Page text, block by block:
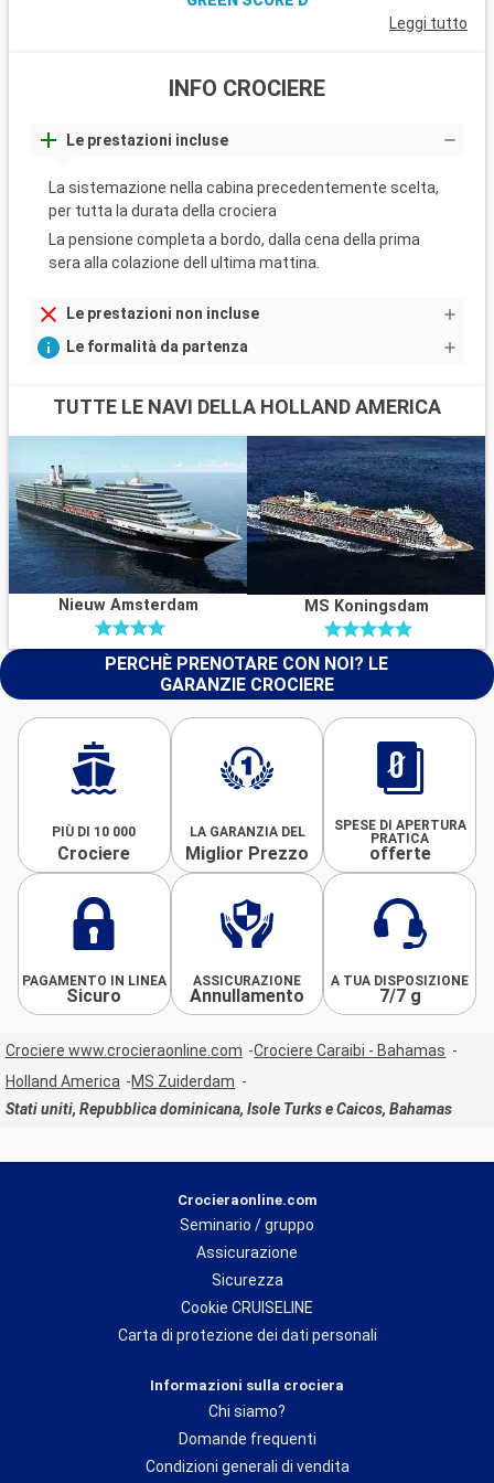
Leggi tutto
INFO CROCIERE
Le prestazioni incluse
La sistemazione nella cabina precedentemente scelta,
per tutta la durata della crociera
La pensione completa a bordo, dalla cena della prima
sera alla colazione dell ultima mattina.
Le prestazioni non incluse
Le formalità da partenza
TUTTE LE NAVI DELLA HOLLAND AMERICA
Nieuw Amsterdam MS Koningsdam
PERCHÈ PRENOTARE CON NOI? LE
GARANZIE CROCIERE
PIÙ DI 10 000
Crociere
LA GARANZIA DEL
Miglior Prezzo
SPESE DI APERTURA
PRATICA
offerte
PAGAMENTO IN LINEA
Sicuro
ASSICURAZIONE
Annullamento
A TUA DISPOSIZIONE
7/7 g
Crociere www.crocieraonline.com
Crociere Caraibi - Bahamas
Holland America
MS Zuiderdam
Stati uniti, Repubblica dominicana, Isole Turks e Caicos, Bahamas
Crocieraonline.com
Seminario / gruppo
Assicurazione
Sicurezza
Cookie CRUISELINE
Carta di protezione dei dati personali
Informazioni sulla crociera
Chi siamo?
Domande frequenti
Condizioni generali di vendita